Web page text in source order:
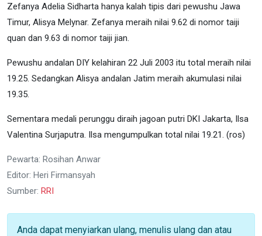
Zefanya Adelia Sidharta hanya kalah tipis dari pewushu Jawa
Timur, Alisya Melynar. Zefanya meraih nilai 9.62 di nomor taiji
quan dan 9.63 di nomor taiji jian.
Pewushu andalan DIY kelahiran 22 Juli 2003 itu total meraih nilai
19.25. Sedangkan Alisya andalan Jatim meraih akumulasi nilai
19.35.
Sementara medali perunggu diraih jagoan putri DKI Jakarta, Ilsa
Valentina Surjaputra. Ilsa mengumpulkan total nilai 19.21. (ros)
Pewarta: Rosihan Anwar
Editor: Heri Firmansyah
Sumber: RRI
Anda dapat menyiarkan ulang, menulis ulang dan atau